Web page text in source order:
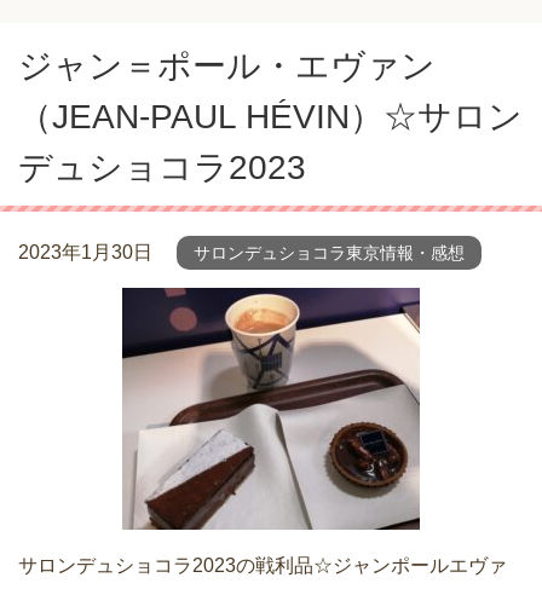
ジャン＝ポール・エヴァン
（JEAN-PAUL HÉVIN）☆サロン
デュショコラ2023
2023年1月30日 サロンデュショコラ東京情報・感想
サロンデュショコラ2023の戦利品☆ジャンポールエヴァ